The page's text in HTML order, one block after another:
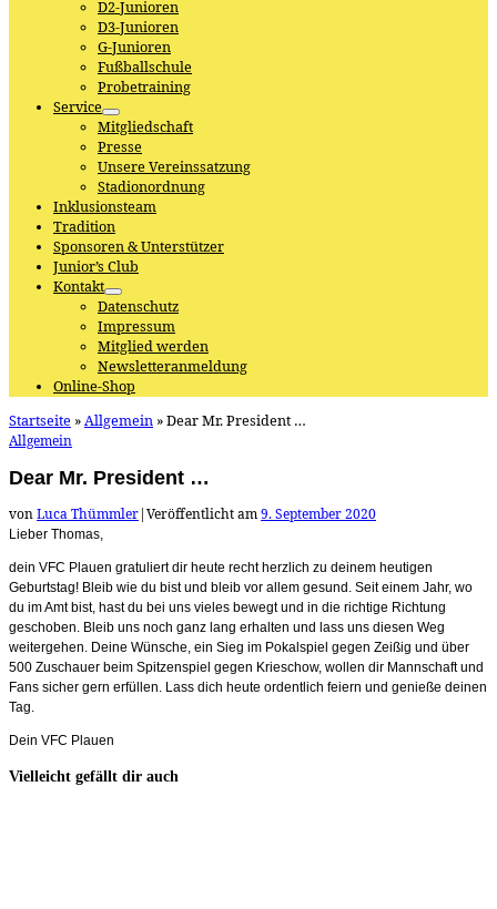
D2-Junioren
D3-Junioren
G-Junioren
Fußballschule
Probetraining
Service
Mitgliedschaft
Presse
Unsere Vereinssatzung
Stadionordnung
Inklusionsteam
Tradition
Sponsoren & Unterstützer
Junior’s Club
Kontakt
Datenschutz
Impressum
Mitglied werden
Newsletteranmeldung
Online-Shop
Startseite »Allgemein »Dear Mr. President …
Allgemein
Dear Mr. President …
vonLuca Thümmler|Veröffentlicht am9. September 2020
Lieber Thomas,
dein VFC Plauen gratuliert dir heute recht herzlich zu deinem heutigen
Geburtstag! Bleib wie du bist und bleib vor allem gesund. Seit einem Jahr, wo
du im Amt bist, hast du bei uns vieles bewegt und in die richtige Richtung
geschoben. Bleib uns noch ganz lang erhalten und lass uns diesen Weg
weitergehen. Deine Wünsche, ein Sieg im Pokalspiel gegen Zeißig und über
500 Zuschauer beim Spitzenspiel gegen Krieschow, wollen dir Mannschaft und
Fans sicher gern erfüllen. Lass dich heute ordentlich feiern und genieße deinen
Tag.
Dein VFC Plauen
Vielleicht gefällt dir auch